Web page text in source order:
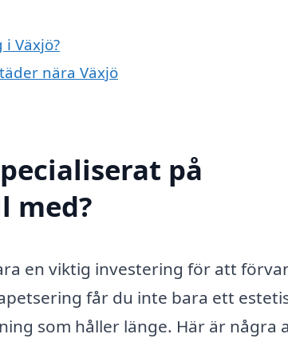
Växjö?
nära Växjö
på
med?
en viktig investering för att
får du inte bara ett
som håller länge. Här är några